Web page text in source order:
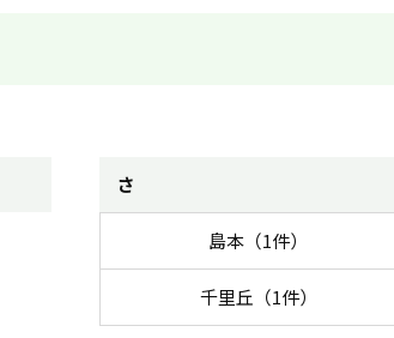
さ
島本（1件）
千里丘（1件）